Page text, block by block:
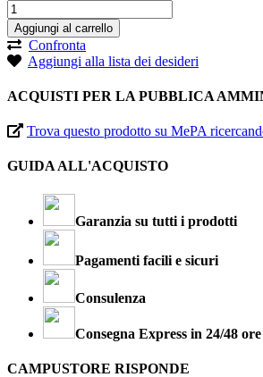
Aggiungi al carrello
Confronta
Aggiungi alla lista dei desideri
ACQUISTI PER LA PUBBLICA
Trova questo prodotto su MePA
GUIDA ALL'ACQUISTO
Garanzia su tutti i prodotti
Pagamenti facili e sicuri
Consulenza
Consegna Express in 24/48 ore
CAMPUSTORE RISPONDE